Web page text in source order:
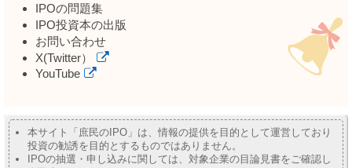
IPOの問題集
IPO投資本の出版
お問い合わせ
X(Twitter）
YouTube
本サイト「庶民のIPO」は、情報の提供を目的として運営しており
投資の勧誘を目的とするものではありません。
IPOの抽選・申し込みに関しては、対象企業の目論見書をご確認し